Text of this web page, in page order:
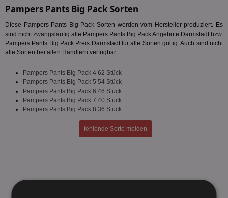
Pampers Pants Big Pack Sorten
Diese Pampers Pants Big Pack Sorten werden vom Hersteller produziert. Es
sind nicht zwangsläufig alle Pampers Pants Big Pack Angebote Darmstadt bzw.
Pampers Pants Big Pack Preis Darmstadt für alle Sorten gültig. Auch sind nicht
alle Sorten bei allen Händlern verfügbar.
Pampers Pants Big Pack 4 62 Stück
Pampers Pants Big Pack 5 54 Stück
Pampers Pants Big Pack 6 46 Stück
Pampers Pants Big Pack 7 40 Stück
Pampers Pants Big Pack 8 36 Stück
fehlende Sorte melden